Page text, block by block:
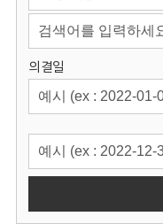
회
의결일